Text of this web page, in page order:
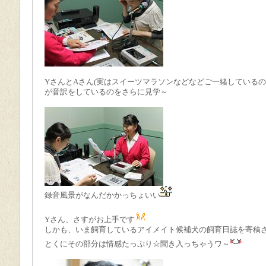
YさんとAさん(実はスイーツマラソンなどなどご一緒している
が音訳をしているのをさらに見学～
録音風景がなんだかかっちょいい
Yさん、さすがお上手です
しかも、いま飼育しているアイメイト候補犬の飼育日誌を寄稿
とくにその部分は情感たっぷり☆聞き入っちゃうワ～